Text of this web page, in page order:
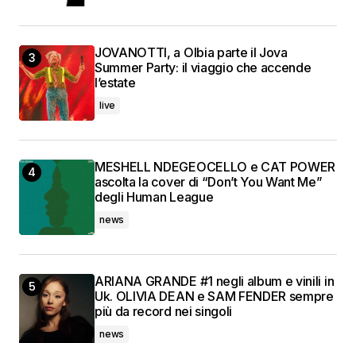
JOVANOTTI, a Olbia parte il Jova
Summer Party: il viaggio che accende
l’estate
live
MESHELL NDEGEOCELLO e CAT POWER
ascolta la cover di “Don’t You Want Me”
degli Human League
news
ARIANA GRANDE #1 negli album e vinili in
Uk. OLIVIA DEAN e SAM FENDER sempre
più da record nei singoli
news